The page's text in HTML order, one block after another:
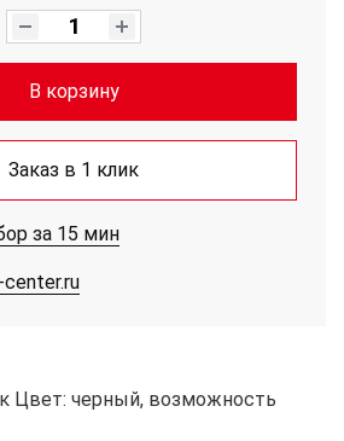
В корзину
Заказ в 1 клик
за 15 мин
Цвет: черный, возможность